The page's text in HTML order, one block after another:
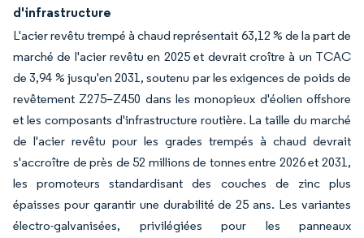
d'infrastructure
L'acier revêtu trempé à chaud représentait 63,12 % de la part de
marché de l'acier revêtu en 2025 et devrait croître à un TCAC
de 3,94 % jusqu'en 2031, soutenu par les exigences de poids de
revêtement Z275–Z450 dans les monopieux d'éolien offshore
et les composants d'infrastructure routière. La taille du marché
de l'acier revêtu pour les grades trempés à chaud devrait
s'accroître de près de 52 millions de tonnes entre 2026 et 2031,
les promoteurs standardisant des couches de zinc plus
épaisses pour garantir une durabilité de 25 ans. Les variantes
électro-galvanisées, privilégiées pour les panneaux